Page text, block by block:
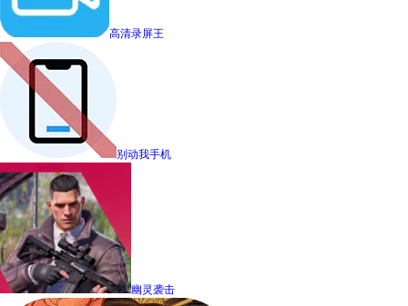
高清录屏王
别动我手机
幽灵袭击